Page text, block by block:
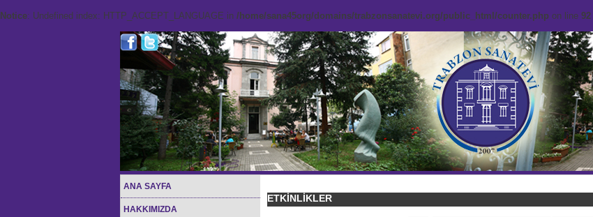
Notice: Undefined index: HTTP_ACCEPT_LANGUAGE in /home/sana45org/domains/trabzonsanatevi.org/public_html/counter.php on line 92
ANA SAYFA
HAKKIMIZDA
ETKİNLİKLER